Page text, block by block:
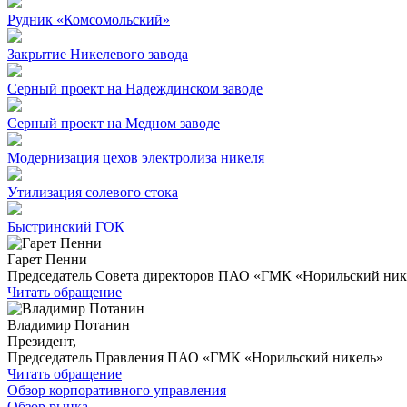
Рудник «Комсомольский»
Закрытие Никелевого завода
Серный проект на Надеждинском заводе
Серный проект на Медном заводе
Модернизация цехов электролиза никеля
Утилизация солевого стока
Быстринский ГОК
Гарет Пенни
Председатель Совета директоров ПАО «ГМК «Норильский
Читать обращение
Владимир Потанин
Президент,
Председатель Правления ПАО «ГМК «Норильский никель»
Читать обращение
Обзор корпоративного управления